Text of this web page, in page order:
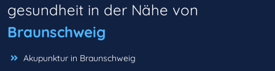
gesundheit in der Nähe von
Braunschweig
Akupunktur in Braunschweig